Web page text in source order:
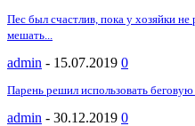
Пес был счастлив, пока у хозяйки
мешать...
admin - 15.07.2019 0
Парень решил использовать
admin - 30.12.2019 0